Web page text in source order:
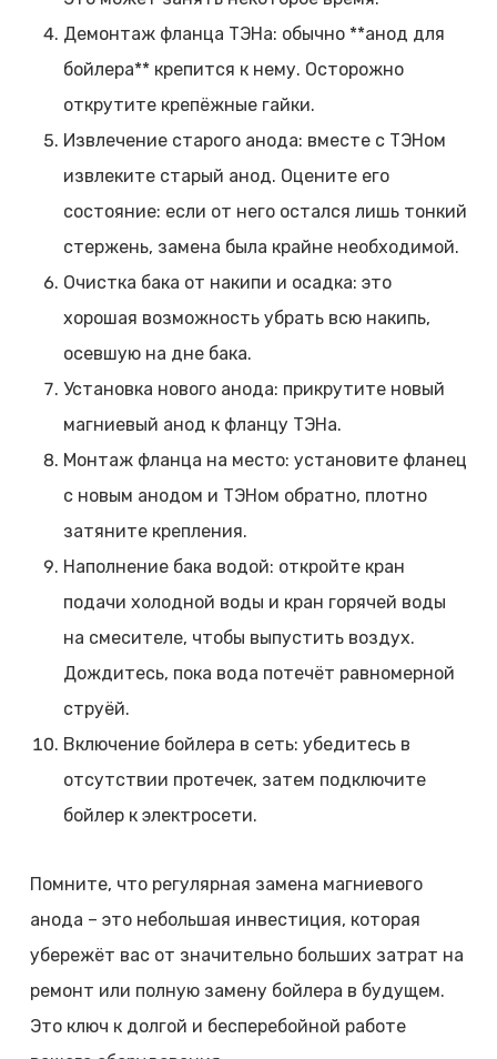
Демонтаж фланца ТЭНа: обычно **анод для
бойлера** крепится к нему. Осторожно
открутите крепёжные гайки.
Извлечение старого анода: вместе с ТЭНом
извлеките старый анод. Оцените его
состояние: если от него остался лишь тонкий
стержень, замена была крайне необходимой.
Очистка бака от накипи и осадка: это
хорошая возможность убрать всю накипь,
осевшую на дне бака.
Установка нового анода: прикрутите новый
магниевый анод к фланцу ТЭНа.
Монтаж фланца на место: установите фланец
с новым анодом и ТЭНом обратно, плотно
затяните крепления.
Наполнение бака водой: откройте кран
подачи холодной воды и кран горячей воды
на смесителе, чтобы выпустить воздух.
Дождитесь, пока вода потечёт равномерной
струёй.
Включение бойлера в сеть: убедитесь в
отсутствии протечек, затем подключите
бойлер к электросети.
Помните, что регулярная замена магниевого
анода – это небольшая инвестиция, которая
убережёт вас от значительно больших затрат на
ремонт или полную замену бойлера в будущем.
Это ключ к долгой и бесперебойной работе